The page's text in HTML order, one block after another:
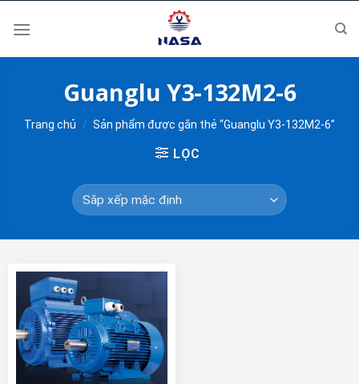
Guanglu Y3-132M2-6
Trang chủ / Sản phẩm được gắn thẻ “Guanglu Y3-132M2-6”
LỌC